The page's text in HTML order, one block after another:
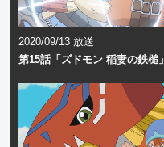
2020/09/13 放送
第15話「ズドモン 稲妻の鉄槌」